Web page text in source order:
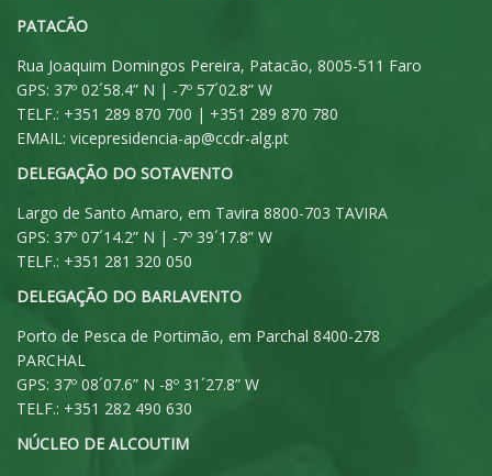
PATACÃO
Rua Joaquim Domingos Pereira, Patacão, 8005-511 Faro
GPS: 37º 02´58.4” N | -7º 57´02.8” W
TELF.: +351 289 870 700 | +351 289 870 780
EMAIL: vicepresidencia-ap@ccdr-alg.pt
DELEGAÇÃO DO SOTAVENTO
Largo de Santo Amaro, em Tavira 8800-703 TAVIRA
GPS: 37º 07´14.2” N | -7º 39´17.8” W
TELF.: +351 281 320 050
DELEGAÇÃO DO BARLAVENTO
Porto de Pesca de Portimão, em Parchal 8400-278
PARCHAL
GPS: 37º 08´07.6” N -8º 31´27.8” W
TELF.: +351 282 490 630
NÚCLEO DE ALCOUTIM